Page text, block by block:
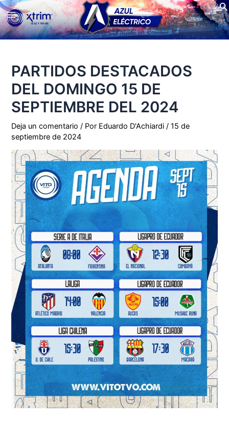
Ir
al
contenido
Main
Menu
PARTIDOS DESTACADOS
DEL DOMINGO 15 DE
SEPTIEMBRE DEL 2024
Deja un comentario / Por Eduardo D'Achiardi/15 de
septiembre de 2024